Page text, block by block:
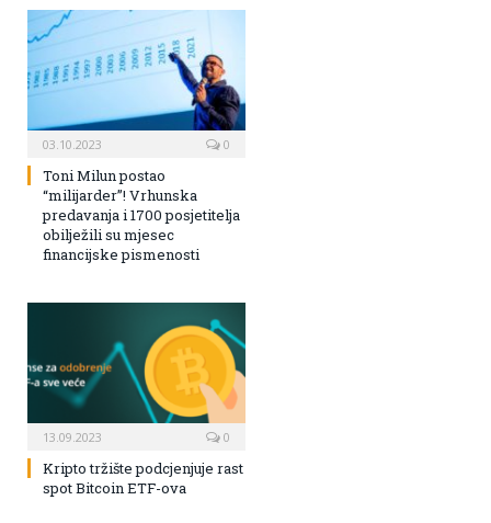
03.10.2023 0
Toni Milun postao
“milijarder”! Vrhunska
predavanja i 1700 posjetitelja
obilježili su mjesec
financijske pismenosti
13.09.2023 0
Kripto tržište podcjenjuje rast
spot Bitcoin ETF-ova